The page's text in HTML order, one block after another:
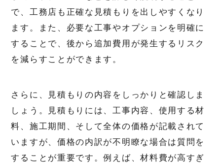
で、工務店も正確な見積もりを出しやすくなり
ます。また、必要な工事やオプションを明確に
することで、後から追加費用が発生するリスク
を減らすことができます。
さらに、見積もりの内容をしっかりと確認しま
しょう。見積もりには、工事内容、使用する材
料、施工期間、そして全体の価格が記載されて
いますが、価格の内訳が不明瞭な場合は質問を
することが重要です。例えば、材料費が高すぎ